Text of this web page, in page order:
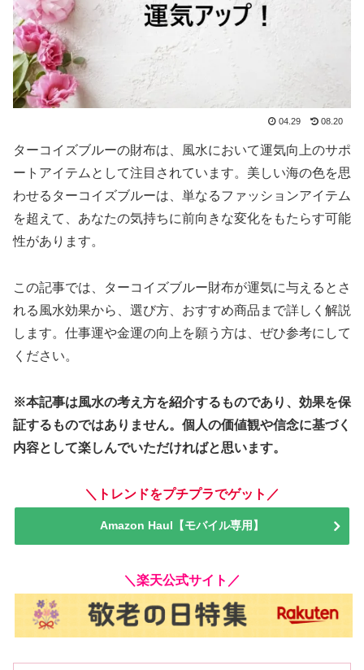
04.29 08.20
ターコイズブルーの財布は、風水において運気向上のサポ
ートアイテムとして注目されています。美しい海の色を思
わせるターコイズブルーは、単なるファッションアイテム
を超えて、あなたの気持ちに前向きな変化をもたらす可能
性があります。
この記事では、ターコイズブルー財布が運気に与えるとさ
れる風水効果から、選び方、おすすめ商品まで詳しく解説
します。仕事運や金運の向上を願う方は、ぜひ参考にして
ください。
※本記事は風水の考え方を紹介するものであり、効果を保
証するものではありません。個人の価値観や信念に基づく
内容として楽しんでいただければと思います。
＼トレンドをプチプラでゲット／
Amazon Haul【モバイル専用】
＼楽天公式サイト／